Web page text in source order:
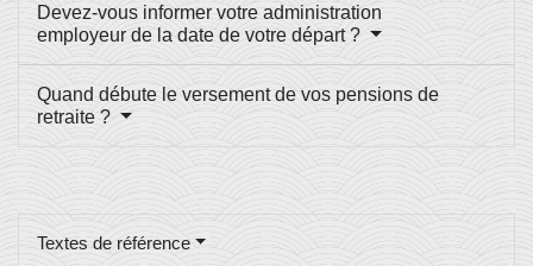
Devez-vous informer votre administration
employeur de la date de votre départ ?
Quand débute le versement de vos pensions de
retraite ?
Textes de référence